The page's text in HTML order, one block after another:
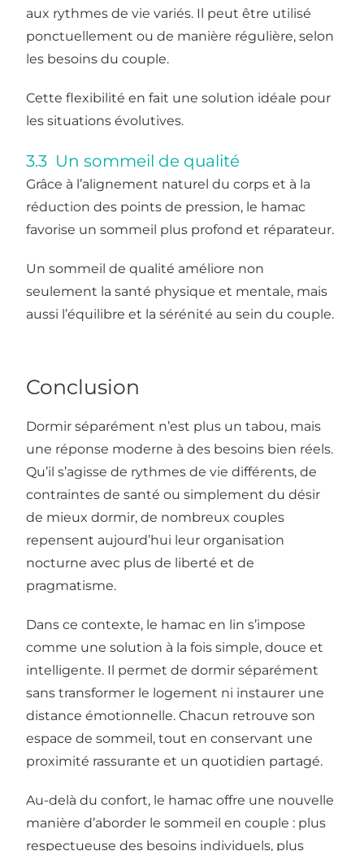
aux rythmes de vie variés. Il peut être utilisé
ponctuellement ou de manière régulière, selon
les besoins du couple.
Cette flexibilité en fait une solution idéale pour
les situations évolutives.
3.3 Un sommeil de qualité
Grâce à l’alignement naturel du corps et à la
réduction des points de pression, le hamac
favorise un sommeil plus profond et réparateur.
Un sommeil de qualité améliore non
seulement la santé physique et mentale, mais
aussi l’équilibre et la sérénité au sein du couple.
Conclusion
Dormir séparément n’est plus un tabou, mais
une réponse moderne à des besoins bien réels.
Qu’il s’agisse de rythmes de vie différents, de
contraintes de santé ou simplement du désir
de mieux dormir, de nombreux couples
repensent aujourd’hui leur organisation
nocturne avec plus de liberté et de
pragmatisme.
Dans ce contexte, le hamac en lin s’impose
comme une solution à la fois simple, douce et
intelligente. Il permet de dormir séparément
sans transformer le logement ni instaurer une
distance émotionnelle. Chacun retrouve son
espace de sommeil, tout en conservant une
proximité rassurante et un quotidien partagé.
Au-delà du confort, le hamac offre une nouvelle
manière d’aborder le sommeil en couple : plus
respectueuse des besoins individuels, plus